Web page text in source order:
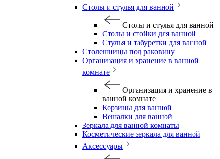
Столы и стулья для ванной
Столы и стулья для ванной
Столы и стойки для ванной
Стулья и табуретки для ванной
Столешницы под раковину
Организация и хранение в ванной
комнате
Организация и хранение в
ванной комнате
Корзины для ванной
Вешалки для ванной
Зеркала для ванной комнаты
Косметические зеркала для ванной
Аксессуары